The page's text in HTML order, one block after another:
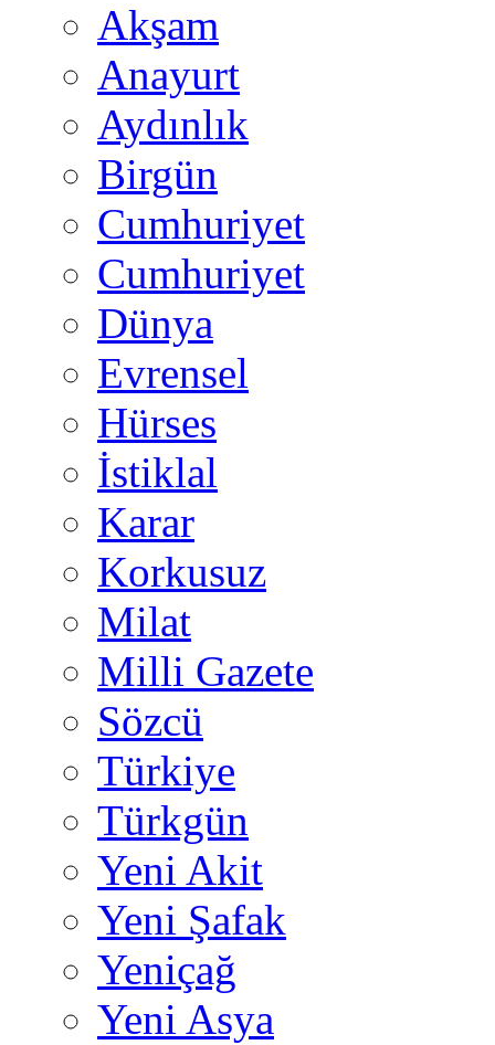
Akşam
Anayurt
Aydınlık
Birgün
Cumhuriyet
Cumhuriyet
Dünya
Evrensel
Hürses
İstiklal
Karar
Korkusuz
Milat
Milli Gazete
Sözcü
Türkiye
Türkgün
Yeni Akit
Yeni Şafak
Yeniçağ
Yeni Asya